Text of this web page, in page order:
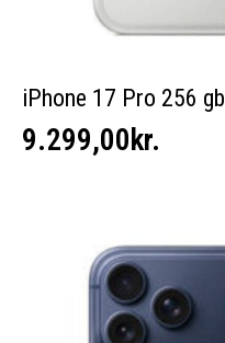
iPhone 17 Pro 256 gb
9.299,00kr.